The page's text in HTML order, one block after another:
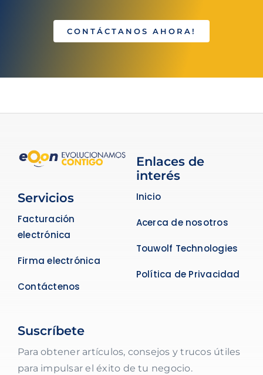
CONTÁCTANOS AHORA!
Servicios
Facturación
electrónica
Firma electrónica
Contáctenos
Enlaces de
interés
Inicio
Acerca de nosotros
Touwolf Technologies
Política de Privacidad
Suscríbete
Para obtener artículos, consejos y trucos útiles
para impulsar el éxito de tu negocio.